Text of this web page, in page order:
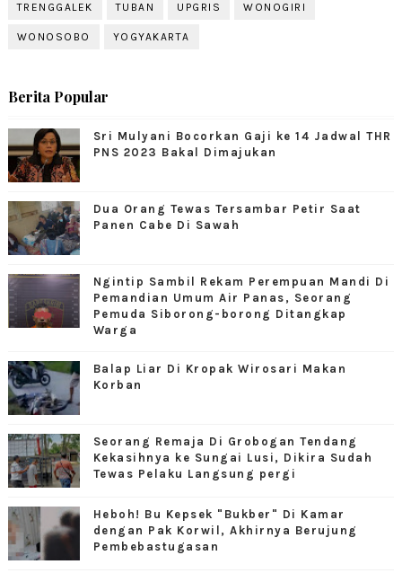
TRENGGALEK TUBAN UPGRIS WONOGIRI
WONOSOBO YOGYAKARTA
Berita Popular
Sri Mulyani Bocorkan Gaji ke 14 Jadwal THR
PNS 2023 Bakal Dimajukan
Dua Orang Tewas Tersambar Petir Saat
Panen Cabe Di Sawah
Ngintip Sambil Rekam Perempuan Mandi Di
Pemandian Umum Air Panas, Seorang
Pemuda Siborong-borong Ditangkap
Warga
Balap Liar Di Kropak Wirosari Makan
Korban
Seorang Remaja Di Grobogan Tendang
Kekasihnya ke Sungai Lusi, Dikira Sudah
Tewas Pelaku Langsung pergi
Heboh! Bu Kepsek "Bukber" Di Kamar
dengan Pak Korwil, Akhirnya Berujung
Pembebastugasan